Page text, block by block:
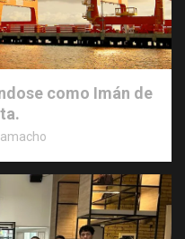
como Imán de